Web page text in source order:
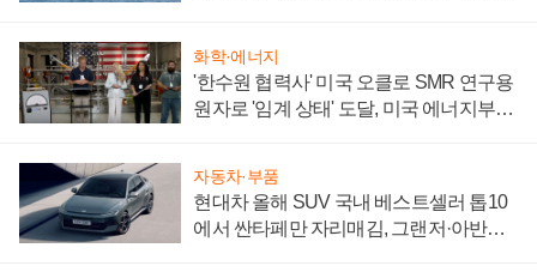
화학·에너지
'한수원 협력사' 미국 오클로 SMR 연구용
원자로 '임계 상태' 도달, 미국 에너지부
자동차·부품
현대차 올해 SUV 국내 베스트셀러 톱10
에서 싼타페만 자리매김, 그랜저·아반떼